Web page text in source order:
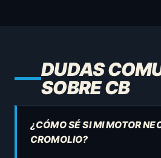
DUDAS
SOBRE CB
¿CÓMO SÉ SI MI MOTOR
CROMOLIO?